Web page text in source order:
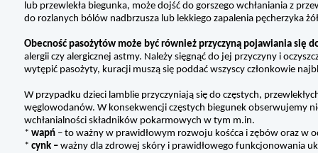
lub przewlekła biegunka, może dojść do gorszego wchłaniania z
do rozlanych bólów nadbrzusza lub lekkiego zapalenia pęcherzyka
Obecność pasożytów może być również przyczyną pojawiania się
alergii czy alergicznej astmy. Należy sięgnąć do jej przyczyny i
wytępić pasożyty, kuracji muszą się poddać wszyscy członkowie
W przypadku dzieci lamblie przyczyniają się do częstych,
węglowodanów. W konsekwencji częstych biegunek obserwujemy
wchłanialności składników pokarmowych w tym m.in.
* wapń – to ważny w prawidłowym rozwoju kośćca i zębów oraz w
* cynk – ważny dla zdrowej skóry i prawidłowego funkcjonowania